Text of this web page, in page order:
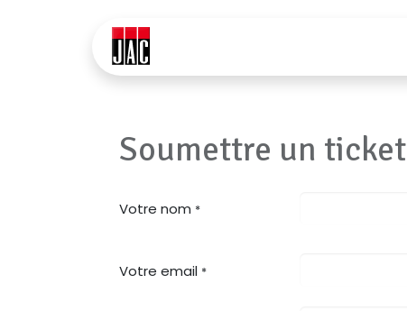
Soumettre un ticket
Votre nom *
Votre email *